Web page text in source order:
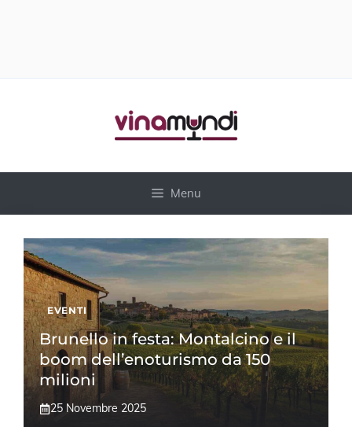
Menu
EVENTI
Brunello in festa: Montalcino e il
boom dell’enoturismo da 150
milioni
25 Novembre 2025